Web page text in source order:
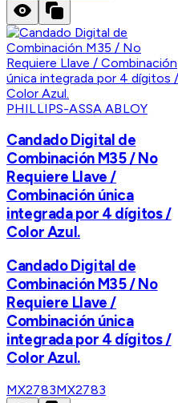
PHILLIPS-ASSA ABLOY
Candado Digital de
Combinación M35 / No
Requiere Llave /
Combinación única
integrada por 4 dígitos /
Color Azul.
Candado Digital de
Combinación M35 / No
Requiere Llave /
Combinación única
integrada por 4 dígitos /
Color Azul.
MX2783MX2783